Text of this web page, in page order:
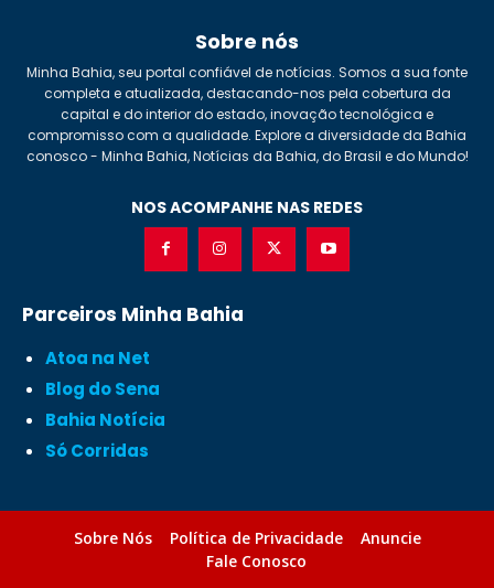
Sobre nós
Minha Bahia, seu portal confiável de notícias. Somos a sua fonte
completa e atualizada, destacando-nos pela cobertura da
capital e do interior do estado, inovação tecnológica e
compromisso com a qualidade. Explore a diversidade da Bahia
conosco - Minha Bahia, Notícias da Bahia, do Brasil e do Mundo!
NOS ACOMPANHE NAS REDES
Parceiros Minha Bahia
Atoa na Net
Blog do Sena
Bahia Notícia
Só Corridas
Sobre Nós Política de Privacidade
Anuncie
Fale Conosco